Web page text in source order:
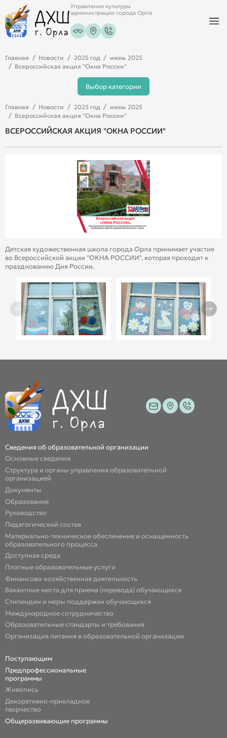
Управление культуры
администрации города Орла
Главная Новости 2025 год
июнь 2025
Всероссийская акция "Окна России"
Выбор категории
Главная Новости 2025 год
июнь 2025
Всероссийская акция "Окна России"
ВСЕРОССИЙСКАЯ АКЦИЯ "ОКНА РОССИИ"
Детская художественная школа города Орла принимает участие
во Всероссийской акции "ОКНА РОССИИ", которая проходит к
празднованию Дня России.
Сведения об образовательной организации
Основные сведения
Структура и органы управления образовательной
организацией
Документы
Образование
Руководство
Педагогический состав
Материально-техническое обеспечение и оснащенность
образовательного процесса
Доступная среда
Платные образовательные услуги
Финансово-хозяйственная деятельность
Вакантные места для приема (перевода) обучающихся
Стипендии и меры поддержки обучающихся
Международное сотрудничество
Образовательные стандарты и требования
Организация питания в образовательной организации
Поступающим
Предпрофессиональные
программы
Живопись
Декоративно-прикладное
творчество
Общеразвивающие программы